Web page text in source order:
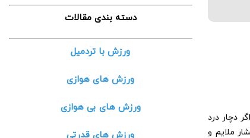
دچار درد
ملایم و
دسته بندی مقالات
ورزش با تردمیل
ورزش های هوازی
ورزش های بی هوازی
ورزش های قدرتی